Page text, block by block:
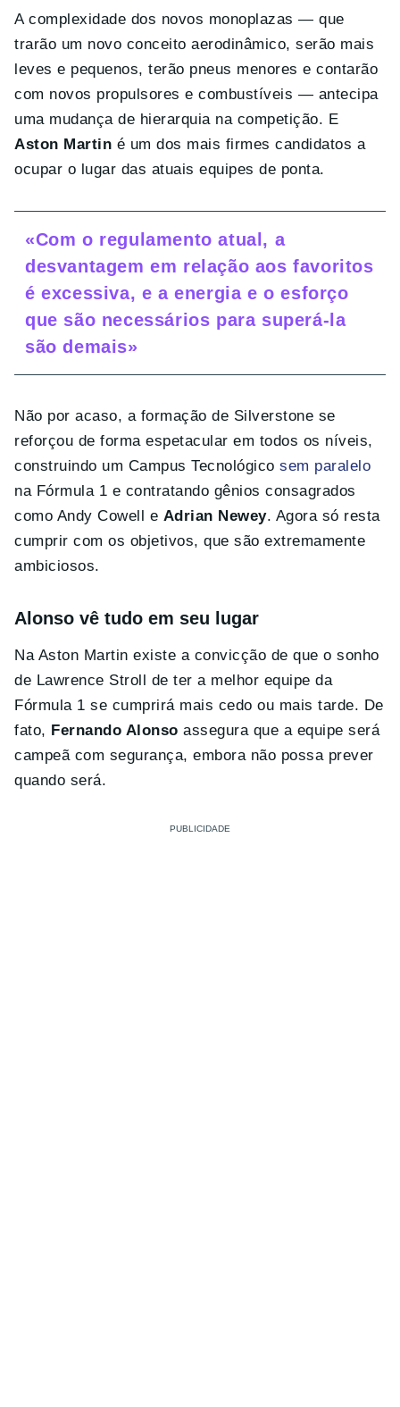
A complexidade dos novos monoplazas — que
trarão um novo conceito aerodinâmico, serão mais
leves e pequenos, terão pneus menores e contarão
com novos propulsores e combustíveis — antecipa
uma mudança de hierarquia na competição. E
Aston Martin é um dos mais firmes candidatos a
ocupar o lugar das atuais equipes de ponta.
«Com o regulamento atual, a
desvantagem em relação aos favoritos
é excessiva, e a energia e o esforço
que são necessários para superá-la
são demais»
Não por acaso, a formação de Silverstone se
reforçou de forma espetacular em todos os níveis,
construindo um Campus Tecnológicosem paralelo
na Fórmula 1 e contratando gênios consagrados
como Andy Cowell e Adrian Newey. Agora só resta
cumprir com os objetivos, que são extremamente
ambiciosos.
Alonso vê tudo em seu lugar
Na Aston Martin existe a convicção de que o sonho
de Lawrence Stroll de ter a melhor equipe da
Fórmula 1 se cumprirá mais cedo ou mais tarde. De
fato, Fernando Alonso assegura que a equipe será
campeã com segurança, embora não possa prever
quando será.